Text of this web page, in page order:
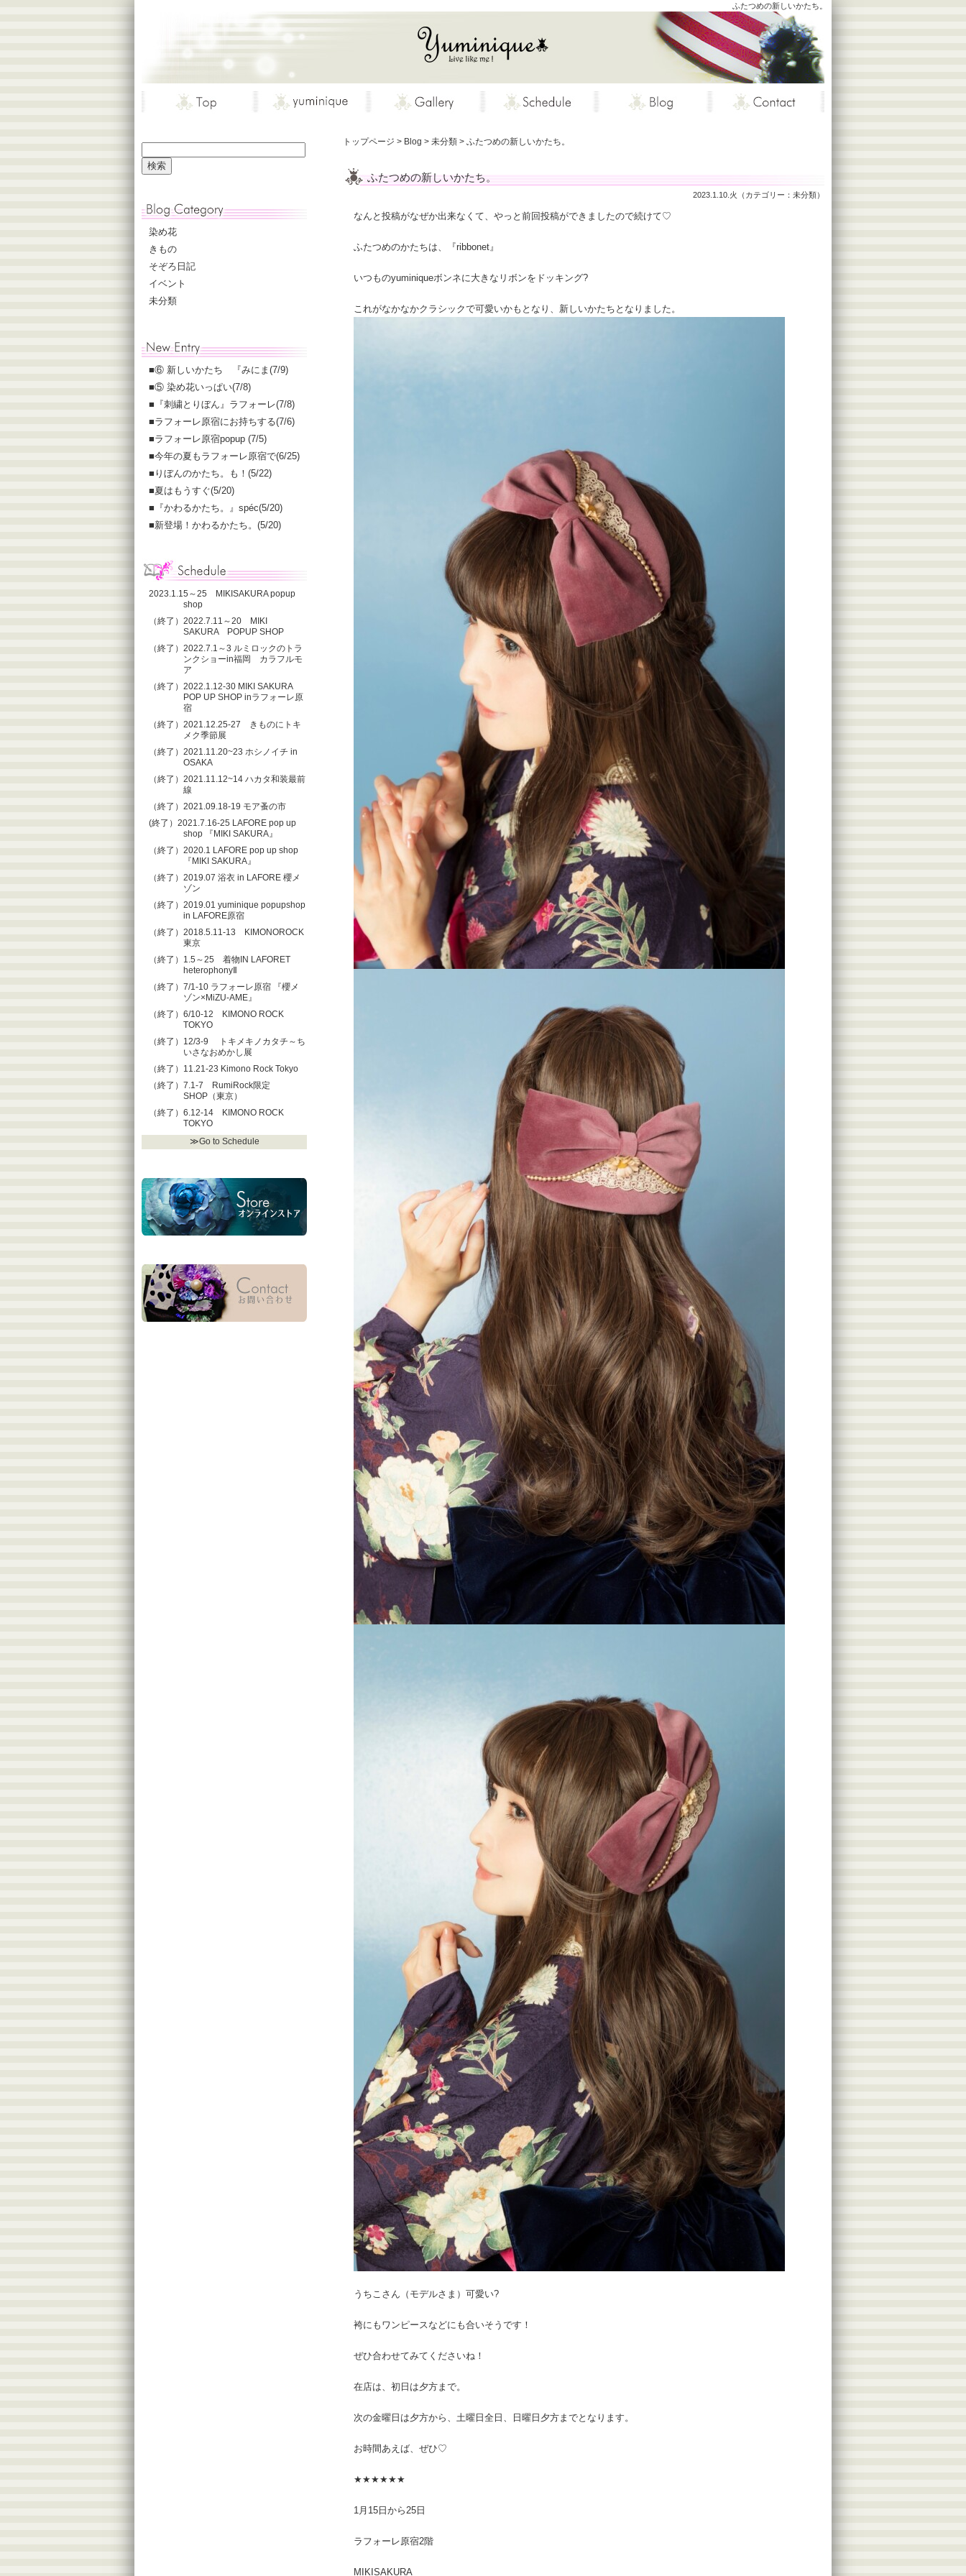
ふたつめの新しいかたち。
トップページ > Blog > 未分類 > ふたつめの新しいかたち。
ふたつめの新しいかたち。
2023.1.10.火（カテゴリー： 未分類）
なんと投稿がなぜか出来なくて、やっと前回投稿ができましたので続けて♡
ふたつめのかたちは、『ribbonet』
いつものyuminiqueボンネに大きなリボンをドッキング?
これがなかなかクラシックで可愛いかもとなり、新しいかたちとなりました。
うちこさん（モデルさま）可愛い?
袴にもワンピースなどにも合いそうです！
ぜひ合わせてみてくださいね！
在店は、初日は夕方まで。
次の金曜日は夕方から、土曜日全日、日曜日夕方までとなります。
お時間あえば、ぜひ♡
★★★★★★
1月15日から25日
ラフォーレ原宿2階
MIKISAKURA
染め花
きもの
そぞろ日記
イベント
未分類
■⑥ 新しいかたち 『みにま(7/9)
■⑤ 染め花いっぱい(7/8)
■ 『刺繍とりぼん』ラフォーレ(7/8)
■ラフォーレ原宿にお持ちする(7/6)
■ラフォーレ原宿popup (7/5)
■今年の夏もラフォーレ原宿で(6/25)
■ りぼんのかたち。も！(5/22)
■夏はもうすぐ(5/20)
■ 『かわるかたち。』spéc(5/20)
■新登場！かわるかたち。(5/20)
2023.1.15～25 MIKISAKURA popup
shop
（終了）2022.7.11～20 MIKI
SAKURA POPUP SHOP
（終了）2022.7.1～3 ルミロックのトラ
ンクショーin福岡 カラフルモ
ア
（終了）2022.1.12-30 MIKI SAKURA
POP UP SHOP inラフォーレ原
宿
（終了）2021.12.25-27 きものにトキ
メク季節展
（終了）2021.11.20~23 ホシノイチ in
OSAKA
（終了）2021.11.12~14 ハカタ和装最前
線
（終了）2021.09.18-19 モア蚤の市
(終了）2021.7.16-25 LAFORE pop up
shop 『MIKI SAKURA』
（終了）2020.1 LAFORE pop up shop
『MIKI SAKURA』
（終了）2019.07 浴衣 in LAFORE 櫻メ
ゾン
（終了）2019.01 yuminique popupshop
in LAFORE原宿
（終了）2018.5.11-13 KIMONOROCK
東京
（終了）1.5～25 着物IN LAFORET
heterophonyⅡ
（終了）7/1-10 ラフォーレ原宿 『櫻メ
ゾン×MiZU-AME』
（終了）6/10-12 KIMONO ROCK
TOKYO
（終了）12/3-9 トキメキノカタチ～ち
いさなおめかし展
（終了）11.21-23 Kimono Rock Tokyo
（終了）7.1-7 RumiRock限定
SHOP（東京）
（終了）6.12-14 KIMONO ROCK
TOKYO
≫Go to Schedule